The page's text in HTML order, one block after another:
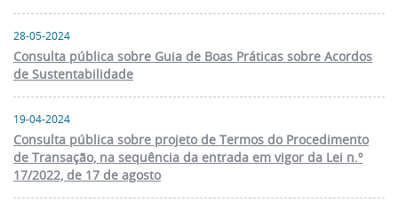
28-05-2024
Consulta pública sobre Guia de Boas Práticas sobre Acordos
de Sustentabilidade
19-04-2024
Consulta pública sobre projeto de Termos do Procedimento
de Transação, na sequência da entrada em vigor da Lei n.º
17/2022, de 17 de agosto